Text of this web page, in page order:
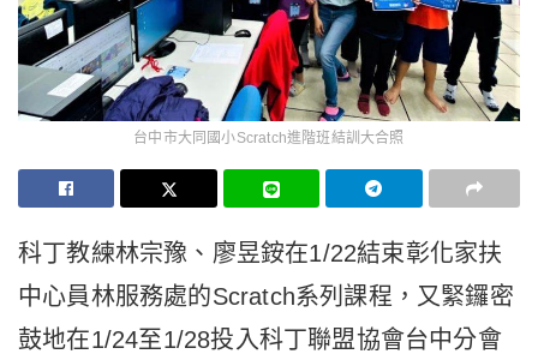
台中市大同國小Scratch進階班結訓大合照
科丁教練林宗豫、廖昱銨在1/22結束彰化家扶
中心員林服務處的Scratch系列課程，又緊鑼密
鼓地在1/24至1/28投入科丁聯盟協會台中分會